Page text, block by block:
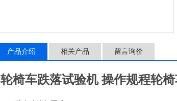
产品介绍 相关产品 留言询价
轮椅车跌落试验机 操作规程轮